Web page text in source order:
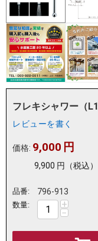
フレキシャワー（
レビューを書く
価格: 9,000 円
9,900 円 （税込）
品番: 796-913
数量: +
−